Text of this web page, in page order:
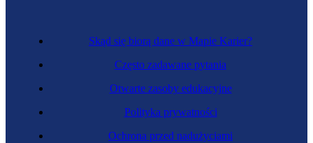
Skąd się biorą dane w Mapie Karier?
Często zadawane pytania
Otwarte zasoby edukacyjne
Polityka prywatności
Ochrona przed nadużyciami